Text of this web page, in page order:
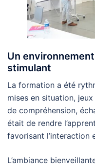
Un
stimulant
La formation a été
mises en situation,
de compréhension,
était de rendre
favorisant l’interaction
L’ambiance